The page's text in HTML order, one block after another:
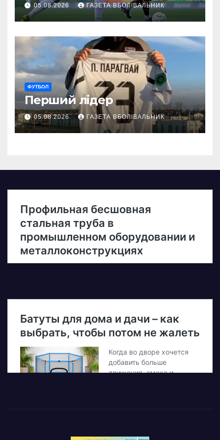
05.08.2026 ГАЗЕТА ВБОЛІВАЛЬНИК
ФУТБОЛ
Перший лідер
05.08.2026 ГАЗЕТА ВБОЛІВАЛЬНИК